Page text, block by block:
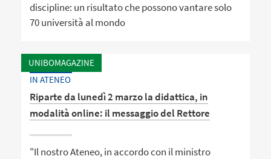
discipline: un risultato che possono vantare solo
70 università al mondo
UNIBOMAGAZINE
IN ATENEO
Riparte da lunedì 2 marzo la didattica, in
modalità online: il messaggio del Rettore
"Il nostro Ateneo, in accordo con il ministro